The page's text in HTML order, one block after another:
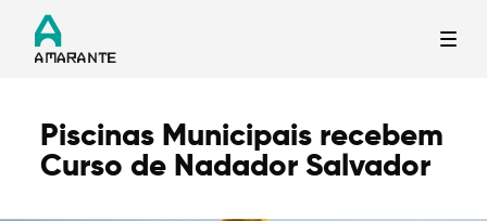
Termo de Pesquisa
Piscinas Municipais recebem
Curso de Nadador Salvador